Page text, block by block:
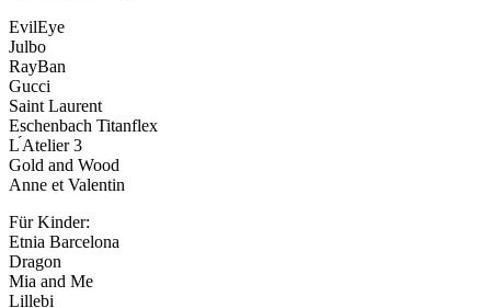
EvilEye
Julbo
RayBan
Gucci
Saint Laurent
Eschenbach Titanflex
L ́Atelier 3
Gold and Wood
Anne et Valentin
Für Kinder:
Etnia Barcelona
Dragon
Mia and Me
Lillebi